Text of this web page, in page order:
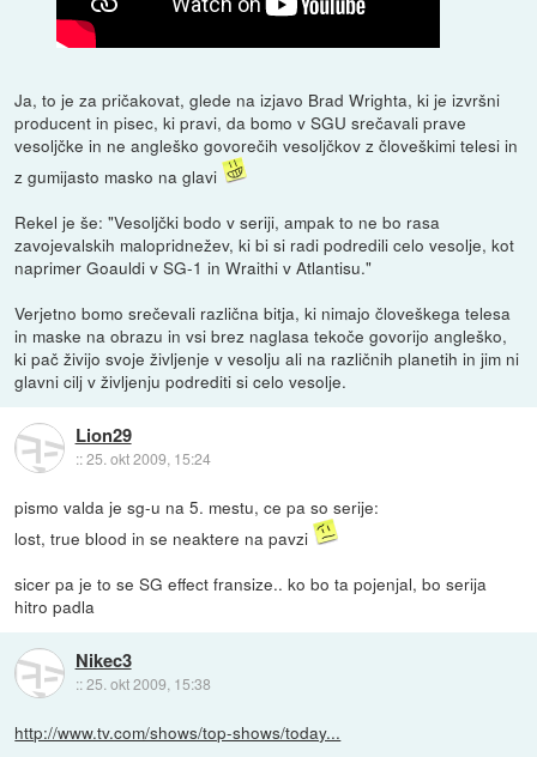
Ja, to je za pričakovat, glede na izjavo Brad Wrighta, ki je izvršni
producent in pisec, ki pravi, da bomo v SGU srečavali prave
vesoljčke in ne angleško govorečih vesoljčkov z človeškimi telesi in
z gumijasto masko na glavi
Rekel je še: "Vesoljčki bodo v seriji, ampak to ne bo rasa
zavojevalskih malopridnežev, ki bi si radi podredili celo vesolje, kot
naprimer Goauldi v SG-1 in Wraithi v Atlantisu."
Verjetno bomo srečevali različna bitja, ki nimajo človeškega telesa
in maske na obrazu in vsi brez naglasa tekoče govorijo angleško,
ki pač živijo svoje življenje v vesolju ali na različnih planetih in jim ni
glavni cilj v življenju podrediti si celo vesolje.
Lion29
::25. okt 2009, 15:24
pismo valda je sg-u na 5. mestu, ce pa so serije:
lost, true blood in se neaktere na pavzi
sicer pa je to se SG effect fransize.. ko bo ta pojenjal, bo serija
hitro padla
Nikec3
::25. okt 2009, 15:38
http://www.tv.com/shows/top-shows/today...